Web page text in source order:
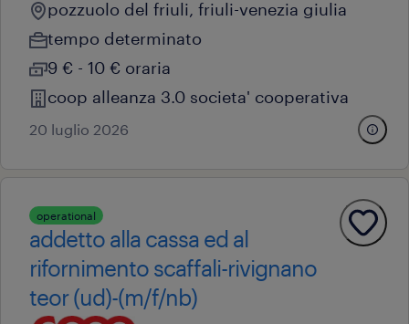
pozzuolo del friuli, friuli-venezia giulia
tempo determinato
9 € - 10 € oraria
coop alleanza 3.0 societa' cooperativa
20 luglio 2026
operational
addetto alla cassa ed al
rifornimento scaffali-rivignano
teor (ud)-(m/f/nb)